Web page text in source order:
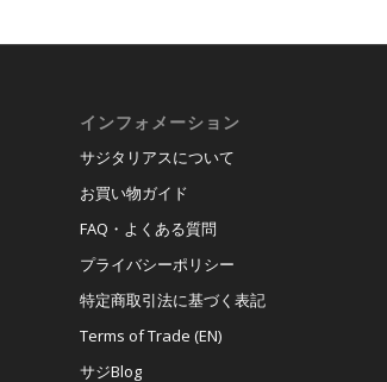
インフォメーション
サジタリアスについて
お買い物ガイド
FAQ・よくある質問
プライバシーポリシー
特定商取引法に基づく表記
Terms of Trade (EN)
サジBlog